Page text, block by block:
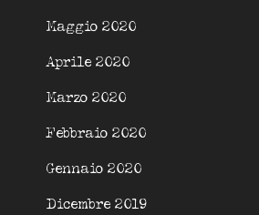
Maggio 2020
Aprile 2020
Marzo 2020
Febbraio 2020
Gennaio 2020
Dicembre 2019